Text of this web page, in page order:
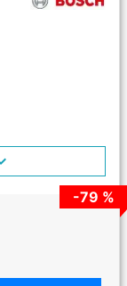
-79 %